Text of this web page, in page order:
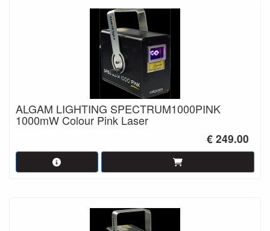
ALGAM LIGHTING SPECTRUM1000PINK
1000mW Colour Pink Laser
€ 249.00